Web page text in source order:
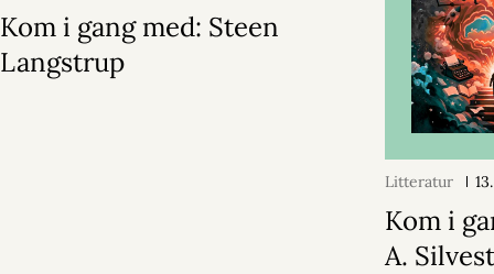
Kom i gang med: Steen
Langstrup
Litteratur
Kom i
A.